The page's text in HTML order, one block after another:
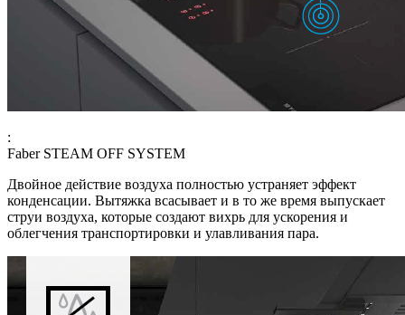
:
Faber STEAM OFF SYSTEM
Двойное действие воздуха полностью устраняет эффект
конденсации. Вытяжка всасывает и в то же время выпускает
струи воздуха, которые создают вихрь для ускорения и
облегчения транспортировки и улавливания пара.